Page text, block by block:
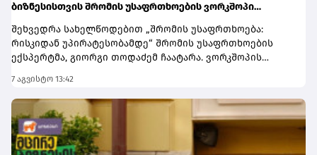
ბიზნესისთვის შრომის უსაფრთხოების ვორკშოპი
შეხვედრა სახელწოდებით „შრომის უსაფრთხოება:
რისკიდან უპირატესობამდე“ შრომის უსაფრთხოების
ექსპერტმა, გიორგი თოდაძემ ჩაატარა. ვორკშოპის
იმის შესახებ, თუ როგორ იქცევა უსაფრთხოების
სტანდარტების დანერგვა ბიზნესის მდგრადი
განვითარების, ფინანსური სტაბილურობისა და
რეპუტაციის გაძლიერების ინსტრუმენტად.ღონისძიებაზე
განხილული იყო ისეთი მნიშვნელოვანი საკითხები,
7 აგვისტო 13:42